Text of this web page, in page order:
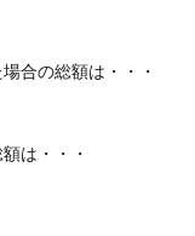
合の総額は・・・
は・・・